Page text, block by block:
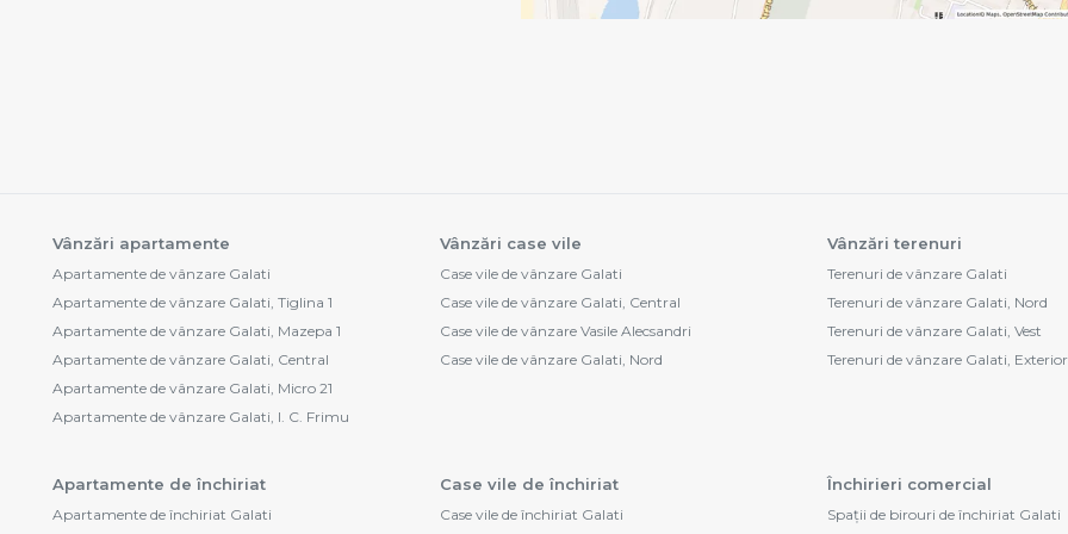
Vânzări apartamente
Apartamente de vânzare Galati
Apartamente de vânzare Galati, Tiglina 1
Apartamente de vânzare Galati, Mazepa 1
Apartamente de vânzare Galati, Central
Apartamente de vânzare Galati, Micro 21
Apartamente de vânzare Galati, I. C. Frimu
Vânzări case vile
Case vile de vânzare Galati
Case vile de vânzare Galati, Central
Case vile de vânzare Vasile Alecsandri
Case vile de vânzare Galati, Nord
Vânzări terenuri
Terenuri de vânzare Galati
Terenuri de vânzare Galati, Nord
Terenuri de vânzare Galati, Vest
Terenuri de vânzare Galati,
Apartamente de închiriat
Apartamente de închiriat Galati
Case vile de închiriat
Case vile de închiriat Galati
Închirieri comercial
Spații de birouri de închiriat Galati